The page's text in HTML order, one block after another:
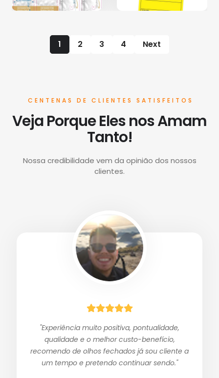
1 2 3 4 Next
CENTENAS DE CLIENTES SATISFEITOS
Veja Porque Eles nos Amam
Tanto!
Nossa credibilidade vem da opinião dos nossos
clientes.
"Experiência muito positiva, pontualidade,
qualidade e o melhor custo-benefício,
recomendo de olhos fechados já sou cliente a
um tempo e pretendo continuar sendo."